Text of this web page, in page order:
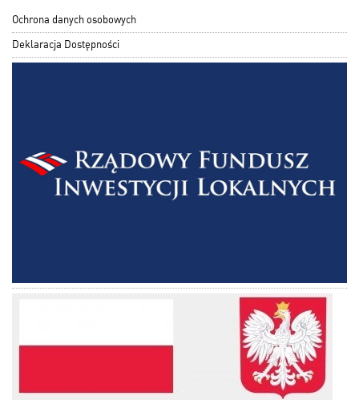
Ochrona danych osobowych
Deklaracja Dostępności